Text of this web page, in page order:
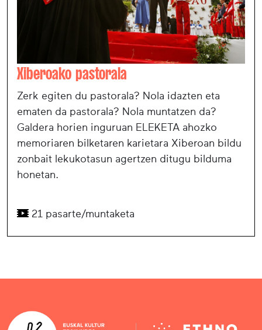
Xiberoako pastorala
Zerk egiten du pastorala? Nola idazten eta
ematen da pastorala? Nola muntatzen da?
Galdera horien inguruan ELEKETA ahozko
memoriaren bilketaren karietara Xiberoan bildu
zonbait lekukotasun agertzen ditugu bilduma
honetan.
21 pasarte/muntaketa